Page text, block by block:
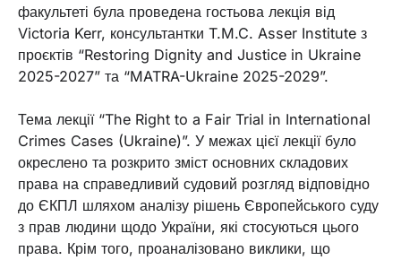
факультеті була проведена гостьова лекція від
Victoria Kerr, консультантки T.M.C. Asser Institute з
проєктів “Restoring Dignity and Justice in Ukraine
2025-2027” та “MATRA-Ukraine 2025-2029”.
Тема лекції “The Right to a Fair Trial in International
Crimes Cases (Ukraine)”. У межах цієї лекції було
окреслено та розкрито зміст основних складових
права на справедливий судовий розгляд відповідно
до ЄКПЛ шляхом аналізу рішень Європейського суду
з прав людини щодо України, які стосуються цього
права. Крім того, проаналізовано виклики, що